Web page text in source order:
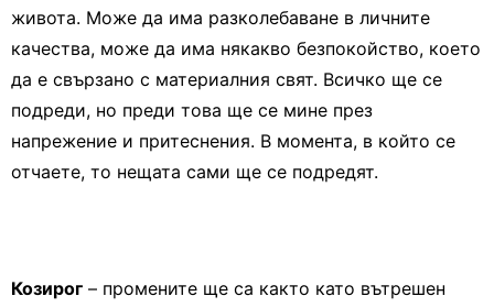
живота. Може да има разколебаване в личните
качества, може да има някакво безпокойство, което
да е свързано с материалния свят. Всичко ще се
подреди, но преди това ще се мине през
напрежение и притеснения. В момента, в който се
отчаете, то нещата сами ще се подредят.
Козирог – промените ще са както като вътрешен